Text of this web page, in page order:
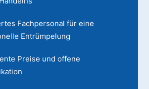
Fachpersonal für eine
Entrümpelung
Preise und offene